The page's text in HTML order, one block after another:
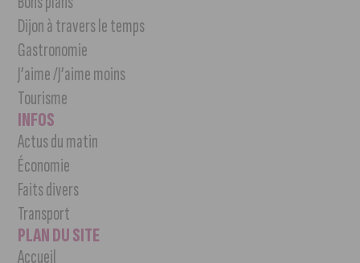
Dijon à travers le temps
Gastronomie
J’aime /J’aime moins
Tourisme
INFOS
Actus du matin
Économie
Faits divers
Transport
PLAN DU SITE
Accueil